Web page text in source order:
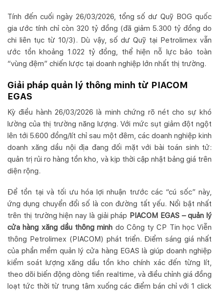
Tính đến cuối ngày 26/03/2026, tổng số dư Quỹ BOG quốc
gia ước tính chỉ còn 320 tỷ đồng (đã giảm 5.300 tỷ đồng do
chi liên tục từ 10/3). Dù vậy, số dư Quỹ tại Petrolimex vẫn
ước tồn khoảng 1.022 tỷ đồng, thể hiện nỗ lực bảo toàn
“vùng đệm” chiến lược tại doanh nghiệp lớn nhất thị trường.
Giải pháp quản lý thông minh từ PIACOM
EGAS
Kỳ điều hành 26/03/2026 là minh chứng rõ nét cho sự khó
lường của thị trường năng lượng. Với mức sụt giảm đột ngột
lên tới 5.600 đồng/lít chỉ sau một đêm, các doanh nghiệp kinh
doanh xăng dầu nội địa đang đối mặt với bài toán sinh tử:
quản trị rủi ro hàng tồn kho, và kịp thời cập nhật bảng giá trên
diện rộng.
Để tồn tại và tối ưu hóa lợi nhuận trước các “cú sốc” này,
ứng dụng chuyển đổi số là con đường tất yếu. Nổi bật nhất
trên thị trường hiện nay là giải pháp PIACOM EGAS – quản lý
cửa hàng xăng dầu thông minh do Công ty CP Tin học Viễn
thông Petrolimex (PIACOM) phát triển. Điểm sáng giá nhất
của phần mềm quản lý cửa hàng EGAS là giúp doanh nghiệp
kiểm soát lượng xăng dầu tồn kho chính xác đến từng lít,
theo dõi biến động dòng tiền realtime, và điều chỉnh giá đồng
loạt tức thời từ trung tâm xuống các điểm bán chỉ với 1 click